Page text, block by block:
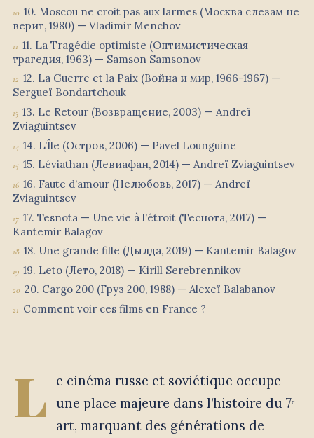
10. Moscou ne croit pas aux larmes (Москва слезам не
верит, 1980) — Vladimir Menchov
11. La Tragédie optimiste (Оптимистическая
трагедия, 1963) — Samson Samsonov
12. La Guerre et la Paix (Война и мир, 1966-1967) —
Sergueï Bondartchouk
13. Le Retour (Возвращение, 2003) — Andreï
Zviaguintsev
14. L’Île (Остров, 2006) — Pavel Lounguine
15. Léviathan (Левиафан, 2014) — Andreï Zviaguintsev
16. Faute d’amour (Нелюбовь, 2017) — Andreï
Zviaguintsev
17. Tesnota — Une vie à l’étroit (Теснота, 2017) —
Kantemir Balagov
18. Une grande fille (Дылда, 2019) — Kantemir Balagov
19. Leto (Лето, 2018) — Kirill Serebrennikov
20. Cargo 200 (Груз 200, 1988) — Alexeï Balabanov
Comment voir ces films en France ?
L
e cinéma russe et soviétique occupe
une place majeure dans l’histoire du 7ᵉ
art, marquant des générations de